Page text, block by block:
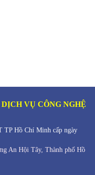
VỤ CÔNG NGHỆ
TP Hồ Chí Minh cấp ngày
An Hội Tây, Thành phố Hồ